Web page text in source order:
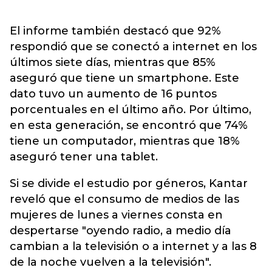
El informe también destacó que 92%
respondió que se conectó a internet en los
últimos siete días, mientras que 85%
aseguró que tiene un smartphone. Este
dato tuvo un aumento de 16 puntos
porcentuales en el último año. Por último,
en esta generación, se encontró que 74%
tiene un computador, mientras que 18%
aseguró tener una tablet.
Si se divide el estudio por géneros, Kantar
reveló que el consumo de medios de las
mujeres de lunes a viernes consta en
despertarse "oyendo radio, a medio día
cambian a la televisión o a internet y a las 8
de la noche vuelven a la televisión".